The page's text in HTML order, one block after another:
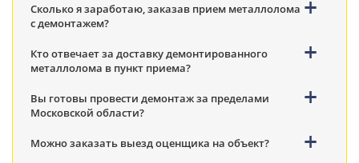
Сколько я заработаю, заказав прием металлолома
с демонтажем?
Кто отвечает за доставку демонтированного
металлолома в пункт приема?
Вы готовы провести демонтаж за пределами
Московской области?
Можно заказать выезд оценщика на объект?